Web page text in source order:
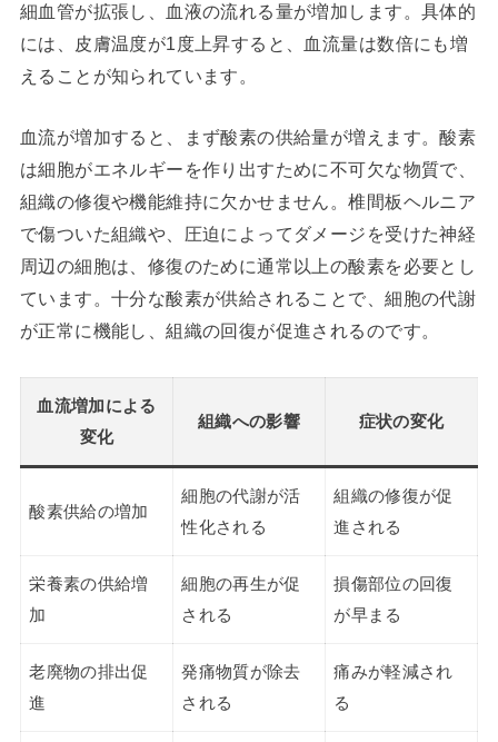
細血管が拡張し、血液の流れる量が増加します。具体的
には、皮膚温度が1度上昇すると、血流量は数倍にも増
えることが知られています。
血流が増加すると、まず酸素の供給量が増えます。酸素
は細胞がエネルギーを作り出すために不可欠な物質で、
組織の修復や機能維持に欠かせません。椎間板ヘルニア
で傷ついた組織や、圧迫によってダメージを受けた神経
周辺の細胞は、修復のために通常以上の酸素を必要とし
ています。十分な酸素が供給されることで、細胞の代謝
が正常に機能し、組織の回復が促進されるのです。
血流増加による
変化
組織への影響 症状の変化
酸素供給の増加
細胞の代謝が活
性化される
組織の修復が促
進される
栄養素の供給増
加
細胞の再生が促
される
損傷部位の回復
が早まる
老廃物の排出促
進
発痛物質が除去
される
痛みが軽減され
る